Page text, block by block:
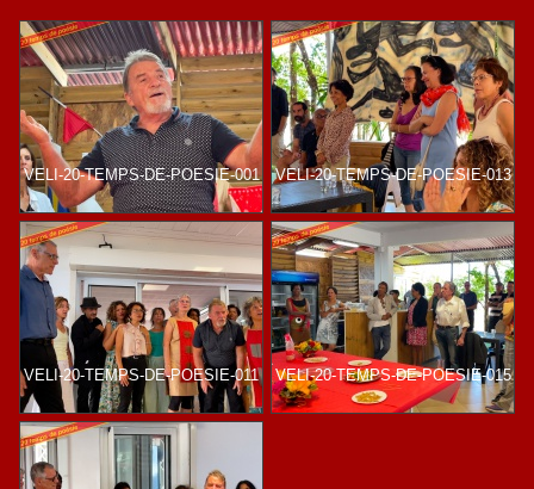
VELI-20-TEMPS-DE-POESIE-001 VELI-20-TEMPS-DE-POESIE-013
VELI-20-TEMPS-DE-POESIE-011 VELI-20-TEMPS-DE-POESIE-015